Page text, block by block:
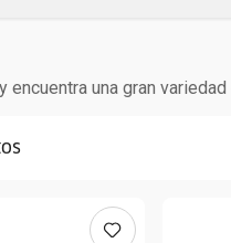
una gran